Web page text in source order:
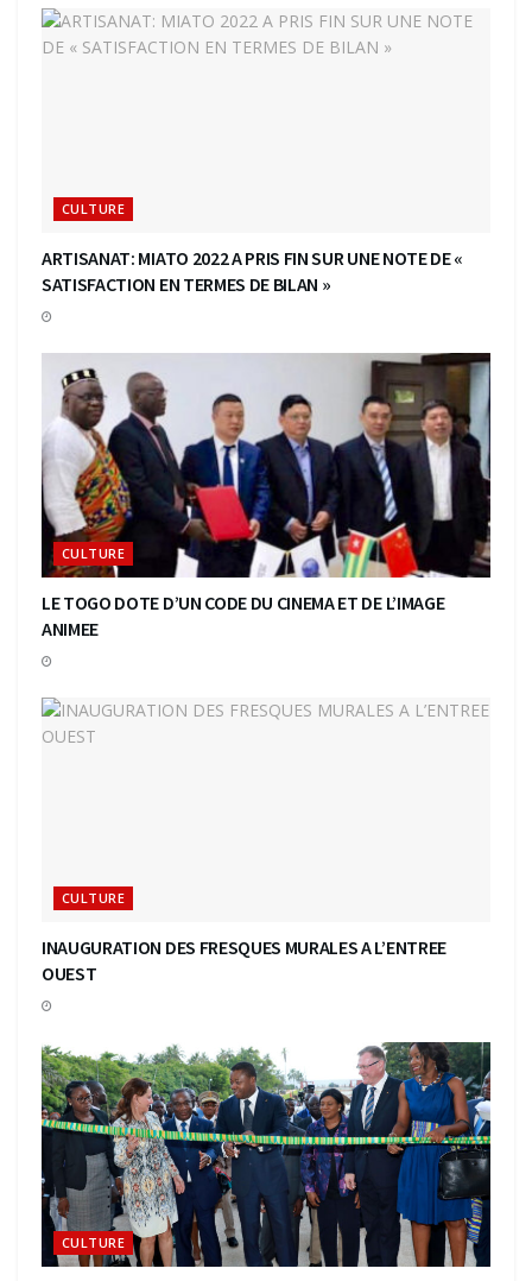
CULTURE
ARTISANAT: MIATO 2022 A PRIS FIN SUR UNE NOTE DE «
SATISFACTION EN TERMES DE BILAN »
CULTURE
LE TOGO DOTE D’UN CODE DU CINEMA ET DE L’IMAGE
ANIMEE
CULTURE
INAUGURATION DES FRESQUES MURALES A L’ENTREE
OUEST
CULTURE